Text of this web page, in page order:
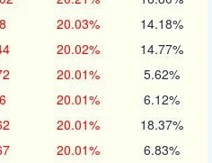
20.03% 14.18%
20.02% 14.77%
20.01% 5.62%
20.01% 6.12%
20.01% 18.37%
20.01% 6.83%